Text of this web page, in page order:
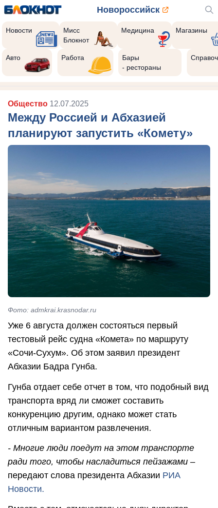
Новороссийск
Новости
Мисс
Блокнот
Медицина Магазины
Авто Работа
Бары
- рестораны
Общество 12.07.2025
Между Россией и Абхазией
планируют запустить «Комету»
Фото: admkrai.krasnodar.ru
Уже 6 августа должен состояться первый
тестовый рейс судна «Комета» по маршруту
«Сочи-Сухум». Об этом заявил президент
Абхазии Бадра Гунба.
Гунба отдает себе отчет в том, что подобный вид
транспорта вряд ли сможет составить
конкуренцию другим, однако может стать
отличным вариантом развлечения.
- Многие люди поедут на этом транспорте
ради того, чтобы насладиться пейзажами –
передают слова президента Абхазии РИА
Новости.